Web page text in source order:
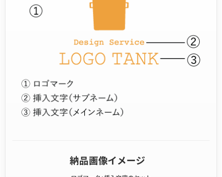
納品画像イメージ